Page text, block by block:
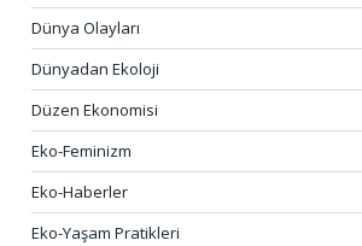
Dünya Olayları
Dünyadan Ekoloji
Düzen Ekonomisi
Eko-Feminizm
Eko-Haberler
Eko-Yaşam Pratikleri